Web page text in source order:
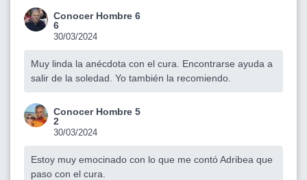
Conocer Hombre 6
6
30/03/2024
Muy linda la anécdota con el cura. Encontrarse ayuda a
salir de la soledad. Yo también la recomiendo.
Conocer Hombre 5
2
30/03/2024
Estoy muy emocinado con lo que me contó Adribea que
paso con el cura.